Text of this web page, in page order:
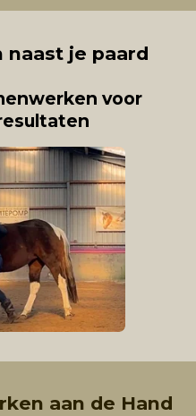
je paard
voor
aan de Hand